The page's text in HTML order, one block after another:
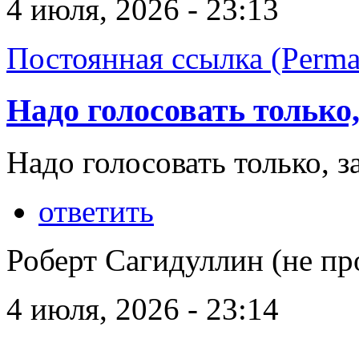
4 июля, 2026 - 23:13
Постоянная ссылка
Надо голосовать
Надо голосовать только,
ответить
Роберт Сагидуллин (не
4 июля, 2026 - 23:14